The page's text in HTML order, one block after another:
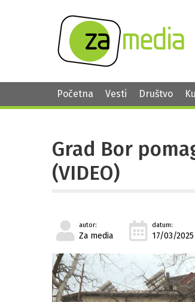
Početna Vesti Društvo
Grad Bor
(VIDEO)
autor:
Za media
datum:
17/03/2025